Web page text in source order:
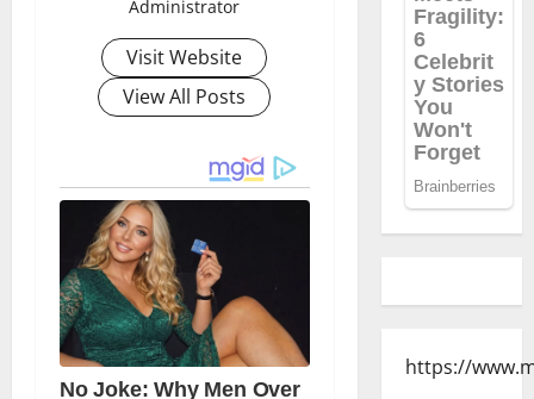
Administrator
Visit Website
View All Posts
https://